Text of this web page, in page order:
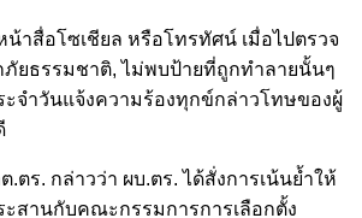
าสื่อโซเชียล หรือโทรทัศน์ เมื่อไปตรวจ
ภัยธรรมชาติ, ไม่พบป้ายที่ถูกทำลายนั้นๆ
ะจำวันแจ้งความร้องทุกข์กล่าวโทษของผู้
ตร. กล่าวว่า ผบ.ตร. ได้สั่งการเน้นย้ำให้
สานกับคณะกรรมการการเลือกตั้ง